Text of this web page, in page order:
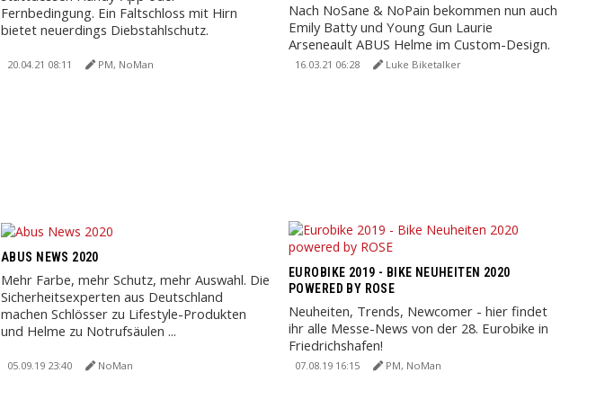
Fernbedingung. Ein Faltschloss mit Hirn
bietet neuerdings Diebstahlschutz.
20.04.21 08:11 PM, NoMan
Nach NoSane & NoPain bekommen nun auch
Emily Batty und Young Gun Laurie
Arseneault ABUS Helme im Custom-Design.
16.03.21 06:28 Luke Biketalker
ABUS NEWS 2020
Mehr Farbe, mehr Schutz, mehr Auswahl. Die
Sicherheitsexperten aus Deutschland
machen Schlösser zu Lifestyle-Produkten
und Helme zu Notrufsäulen ...
05.09.19 23:40 NoMan
EUROBIKE 2019 - BIKE NEUHEITEN 2020
POWERED BY ROSE
Neuheiten, Trends, Newcomer - hier findet
ihr alle Messe-News von der 28. Eurobike in
Friedrichshafen!
07.08.19 16:15 PM, NoMan